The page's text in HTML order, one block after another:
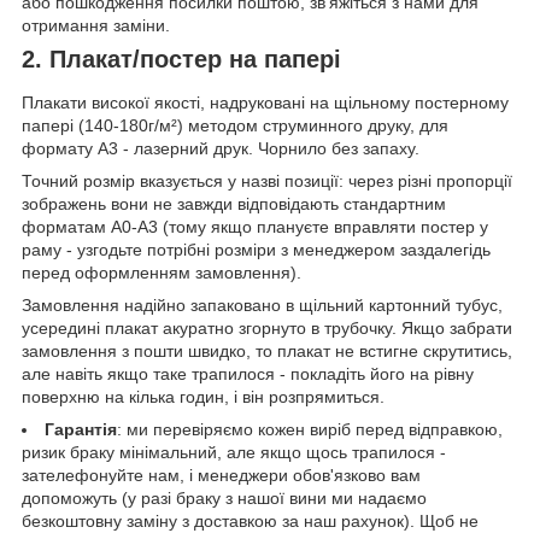
отримання заміни.
2. Плакат/постер на папері
Плакати високої якості, надруковані на щільному постерному
папері (140-180г/м²) методом струминного друку, для
формату А3 - лазерний друк. Чорнило без запаху.
Точний розмір вказується у назві позиції: через різні пропорції
зображень вони не завжди відповідають стандартним
форматам А0-А3 (тому якщо плануєте вправляти постер у
раму - узгодьте потрібні розміри з менеджером заздалегідь
перед оформленням замовлення).
Замовлення надійно запаковано в щільний картонний тубус,
усередині плакат акуратно згорнуто в трубочку. Якщо забрати
замовлення з пошти швидко, то плакат не встигне скрутитись,
але навіть якщо таке трапилося - покладіть його на рівну
поверхню на кілька годин, і він розпрямиться.
Гарантія: ми перевіряємо кожен виріб перед відправкою,
ризик браку мінімальний, але якщо щось трапилося -
зателефонуйте нам, і менеджери обов'язково вам
допоможуть (у разі браку з нашої вини ми надаємо
безкоштовну заміну з доставкою за наш рахунок). Щоб не